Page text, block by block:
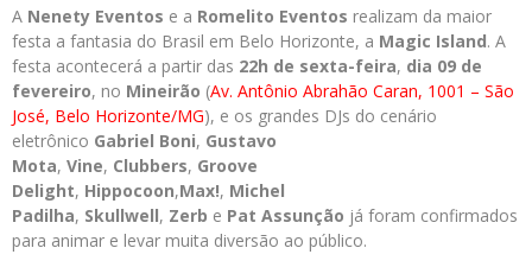
A Nenety Eventos e a Romelito Eventos realizam da maior
festa a fantasia do Brasil em Belo Horizonte, a Magic Island. A
festa acontecerá a partir das 22h de sexta-feira, dia 09 de
fevereiro, no Mineirão (Av. Antônio Abrahão Caran, 1001 – São
José, Belo Horizonte/MG), e os grandes DJs do cenário
eletrônico Gabriel Boni, Gustavo
Mota, Vine, Clubbers, Groove
Delight, Hippocoon,Max!, Michel
Padilha, Skullwell, Zerb e Pat Assunção já foram confirmados
para animar e levar muita diversão ao público.